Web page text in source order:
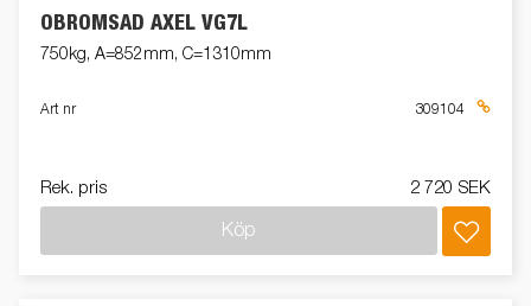
OBROMSAD AXEL VG7L
750kg, A=852mm, C=1310mm
Art nr 309104
Rek. pris 2 720 SEK
Köp